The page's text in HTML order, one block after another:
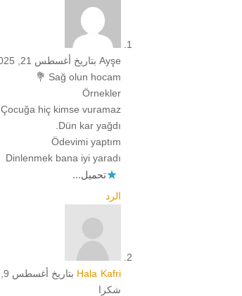
Ayşe بتاريخ أغسطس 21, 2025 - 7:32 م
Sağ olun hocam 💐
Örnekler
Çocuğa hiç kimse vuramaz
Dün kar yağdı.
Ödevimi yaptım
Dinlenmek bana iyi yaradı
تحميل...
الرد
Hala Kafri بتاريخ أغسطس 9, 2025 - 7:05 ص
شكرا